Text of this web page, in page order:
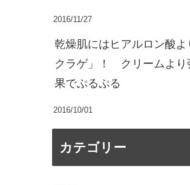
2016/11/27
乾燥肌にはヒアルロン酸よ
クラゲ」！ クリームより
果でぷるぷる
2016/10/01
カテゴリー